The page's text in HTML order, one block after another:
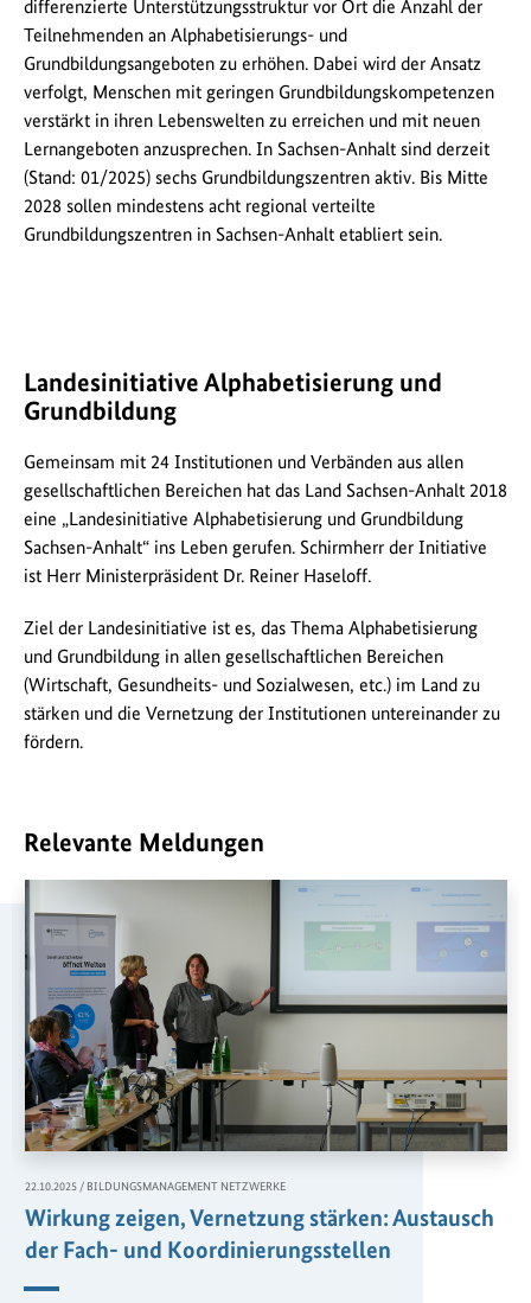
differenzierte Unterstützungsstruktur vor Ort die Anzahl der
Teilnehmenden an Alphabetisierungs- und
Grundbildungsangeboten zu erhöhen. Dabei wird der Ansatz
verfolgt, Menschen mit geringen Grundbildungskompetenzen
verstärkt in ihren Lebenswelten zu erreichen und mit neuen
Lernangeboten anzusprechen. In Sachsen-Anhalt sind derzeit
(Stand: 01/2025) sechs Grundbildungszentren aktiv. Bis Mitte
2028 sollen mindestens acht regional verteilte
Grundbildungszentren in Sachsen-Anhalt etabliert sein.
Landesinitiative Alphabetisierung und
Grundbildung
Gemeinsam mit 24 Institutionen und Verbänden aus allen
gesellschaftlichen Bereichen hat das Land Sachsen-Anhalt 2018
eine „Landesinitiative Alphabetisierung und Grundbildung
Sachsen-Anhalt“ ins Leben gerufen. Schirmherr der Initiative
ist Herr Ministerpräsident Dr. Reiner Haseloff.
Ziel der Landesinitiative ist es, das Thema Alphabetisierung
und Grundbildung in allen gesellschaftlichen Bereichen
(Wirtschaft, Gesundheits- und Sozialwesen, etc.) im Land zu
stärken und die Vernetzung der Institutionen untereinander zu
fördern.
Relevante Meldungen
Wirkung zeigen, Vernetzung stärken: Austausch
der Fach- und Koordinierungsstellen
22.10.2025 / BILDUNGSMANAGEMENT NETZWERKE